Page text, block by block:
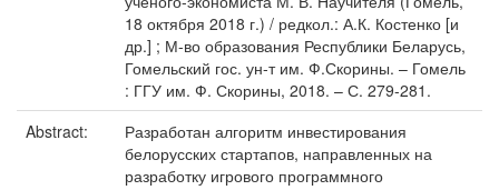
18 октября 2018 г.) / редкол.: А.К. Костенко [и
др.] ; М-во образования Республики Беларусь,
Гомельский гос. ун-т им. Ф.Скорины. – Гомель
: ГГУ им. Ф. Скорины, 2018. – С. 279-281.
Abstract:
Разработан алгоритм инвестирования
белорусских стартапов, направленных на
разработку игрового программного